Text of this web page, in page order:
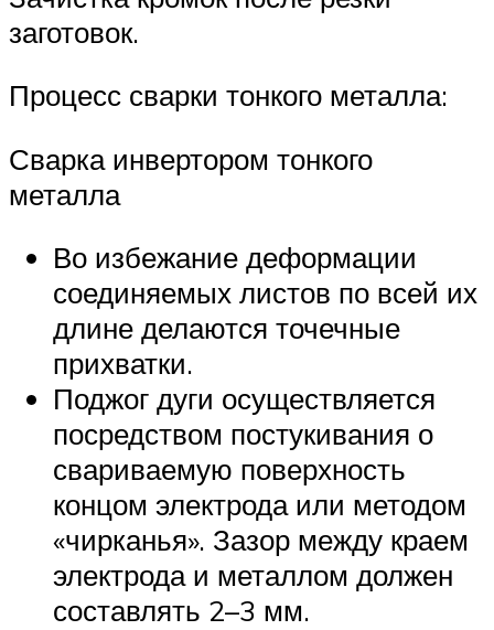
заготовок.
Процесс сварки тонкого металла:
Сварка инвертором тонкого
металла
Во избежание деформации
соединяемых листов по всей их
длине делаются точечные
прихватки.
Поджог дуги осуществляется
посредством постукивания о
свариваемую поверхность
концом электрода или методом
«чирканья». Зазор между краем
электрода и металлом должен
составлять 2–3 мм.